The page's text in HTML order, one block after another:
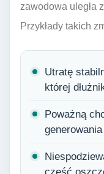
zawodowa uległa
Przykłady takich
Utratę
której
Poważną